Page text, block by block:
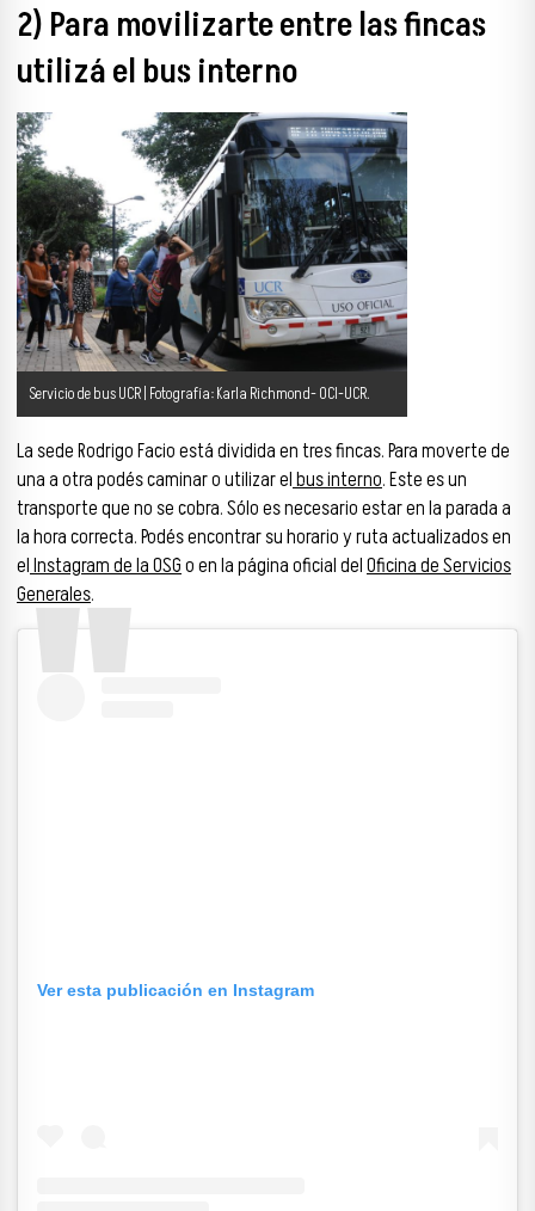
2) Para movilizarte entre las fincas
utilizá el bus interno
Servicio de bus UCR | Fotografía: Karla Richmond- OCI-UCR.
La sede Rodrigo Facio está dividida en tres fincas. Para moverte de
una a otra podés caminar o utilizar elbus interno. Este es un
transporte que no se cobra. Sólo es necesario estar en la parada a
la hora correcta. Podés encontrar su horario y ruta actualizados en
elInstagram de la OSGo en la página oficial delOficina de Servicios
Generales.
Ver esta publicación en Instagram